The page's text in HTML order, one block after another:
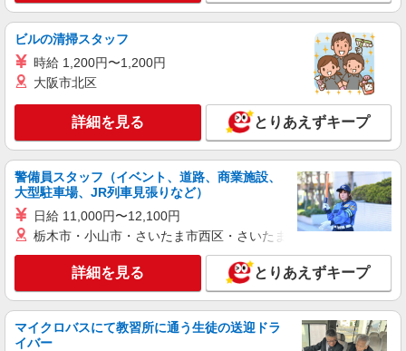
福島市｜未経験でも大丈夫◎研修が手厚い有料
住宅の介護♪
時給1350円〜2062円 ＜日払い有/週払い有/交
通費全支給(ガソリン代含む)＞
キープ 詳細を見る
株式会社kotrio /●SD-H-2066634
福島市◆サ高住スタッフ◆穏やかな職場×週
3〜×残業なし
通費全支給(ガソリン代含む)＞
福島市 最寄り駅：福島
キープ 詳細を見る
ビルの清掃スタッフ
時給 1,200円〜1,200円
大阪市北区
詳細を見る とりあえずキープ
警備員スタッフ（イベント、道路、商業施設、
大型駐車場、JR列車見張りなど）
日給 11,000円〜12,100円
栃木市・小山市・さいたま市西区・さいたま市岩槻区・久喜市・
詳細を見る とりあえずキープ
マイクロバスにて教習所に通う生徒の送迎ドラ
イバー